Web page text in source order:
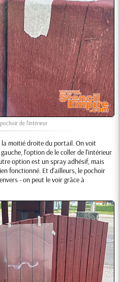
de l'intérieur
la moitié droite du portail. On voit
l'option de le coller de l'intérieur
option est un spray adhésif, mais
fonctionné. Et d'ailleurs, le pochoir
- on peut le voir grâce à